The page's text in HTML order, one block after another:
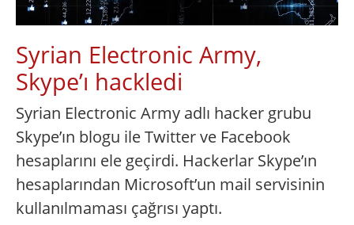
Syrian Electronic Army,
Skype’ı hackledi
Syrian Electronic Army adlı hacker grubu
Skype’ın blogu ile Twitter ve Facebook
hesaplarını ele geçirdi. Hackerlar Skype’ın
hesaplarından Microsoft’un mail servisinin
kullanılmaması çağrısı yaptı.